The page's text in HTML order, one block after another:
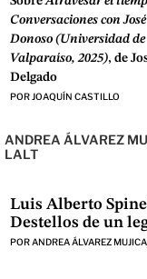
ANDREA ÁLVAREZ
LALT
Luis Alberto
Destellos de un
PORANDREA ÁLVAREZ MUJICA
Conversaciones con José
Donoso (Universidad de
Valparaíso, 2025), de
Delgado
POR JOAQUÍN CASTILLO